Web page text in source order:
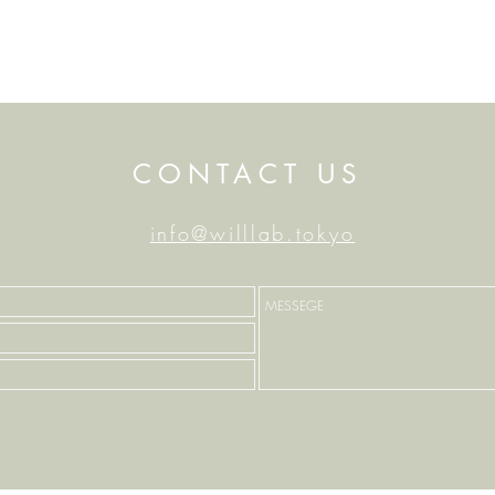
的理解」が掲載さ
CONTACT US
info@willlab.tokyo